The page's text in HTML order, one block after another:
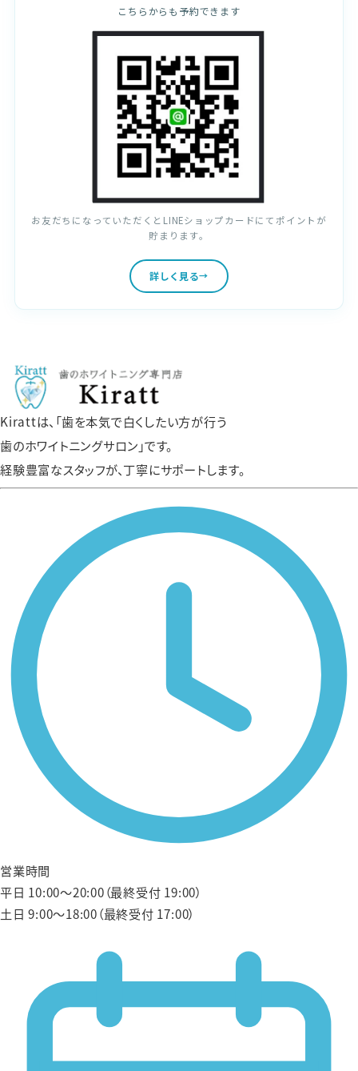
こちらからも予約できます
お友だちになっていただくとLINEショップカードにてポイントが
貯まります。
詳しく見る
Kirattは、「歯を本気で白くしたい方が行う
歯のホワイトニングサロン」です。
経験豊富なスタッフが、丁寧にサポートします。
営業時間
平日 10:00〜20:00（最終受付 19:00）
土日 9:00〜18:00（最終受付 17:00）